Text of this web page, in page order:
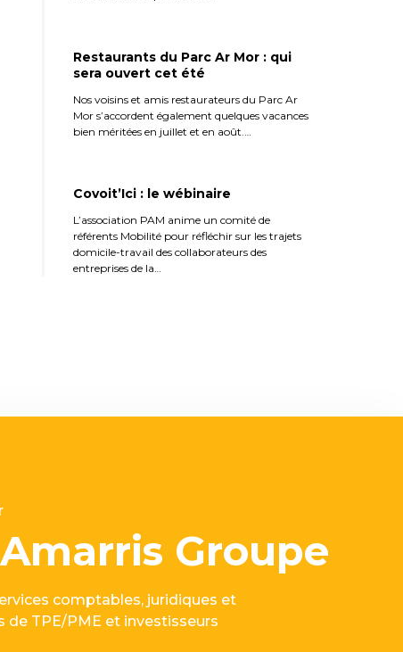
Restaurants du Parc Ar Mor : qui
sera ouvert cet été
Nos voisins et amis restaurateurs du Parc Ar
Mor s’accordent également quelques vacances
bien méritées en juillet et en août.…
Covoit’Ici : le wébinaire
L’association PAM anime un comité de
référents Mobilité pour réfléchir sur les trajets
domicile-travail des collaborateurs des
entreprises de la…
Amarris Groupe
comptables, juridiques et
de TPE/PME et investisseurs